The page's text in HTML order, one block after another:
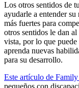
Los otros sentidos de
ayudarle a entender
más fuertes para
otros sentidos le dan
vista, por lo que
aprenda nuevas
para su desarrollo.
Este artículo de